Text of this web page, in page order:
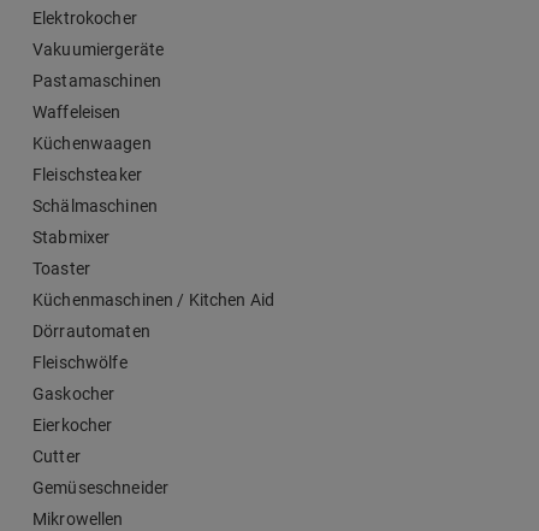
Elektrokocher
Vakuumiergeräte
Pastamaschinen
Waffeleisen
Küchenwaagen
Fleischsteaker
Schälmaschinen
Stabmixer
Toaster
Küchenmaschinen / Kitchen Aid
Dörrautomaten
Fleischwölfe
Gaskocher
Eierkocher
Cutter
Gemüseschneider
Mikrowellen